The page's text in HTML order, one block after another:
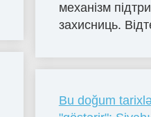
механізм
захисниць.
Bu doğum